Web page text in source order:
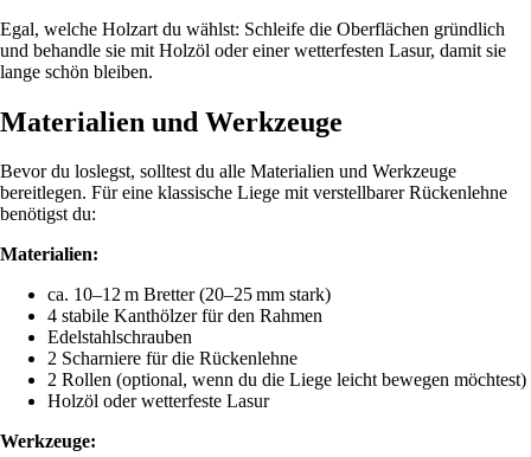
Egal, welche Holzart du wählst: Schleife die Oberflächen gründlich
und behandle sie mit Holzöl oder einer wetterfesten Lasur, damit sie
lange schön bleiben.
Materialien und Werkzeuge
Bevor du loslegst, solltest du alle Materialien und Werkzeuge
bereitlegen. Für eine klassische Liege mit verstellbarer Rückenlehne
benötigst du:
Materialien:
ca. 10–12 m Bretter (20–25 mm stark)
4 stabile Kanthölzer für den Rahmen
Edelstahlschrauben
2 Scharniere für die Rückenlehne
2 Rollen (optional, wenn du die Liege leicht bewegen möchtest)
Holzöl oder wetterfeste Lasur
Werkzeuge: